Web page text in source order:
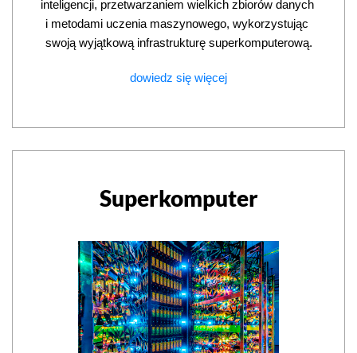
inteligencji, przetwarzaniem wielkich zbiorów danych
i metodami uczenia maszynowego, wykorzystując
swoją wyjątkową infrastrukturę superkomputerową.
dowiedz się więcej
Superkomputer